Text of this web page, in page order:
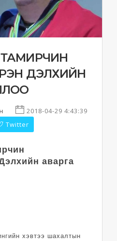
ДЭЛХИЙН
2018-04-29 4:43:39
Twitter
аварга
хэвтээ шахалтын